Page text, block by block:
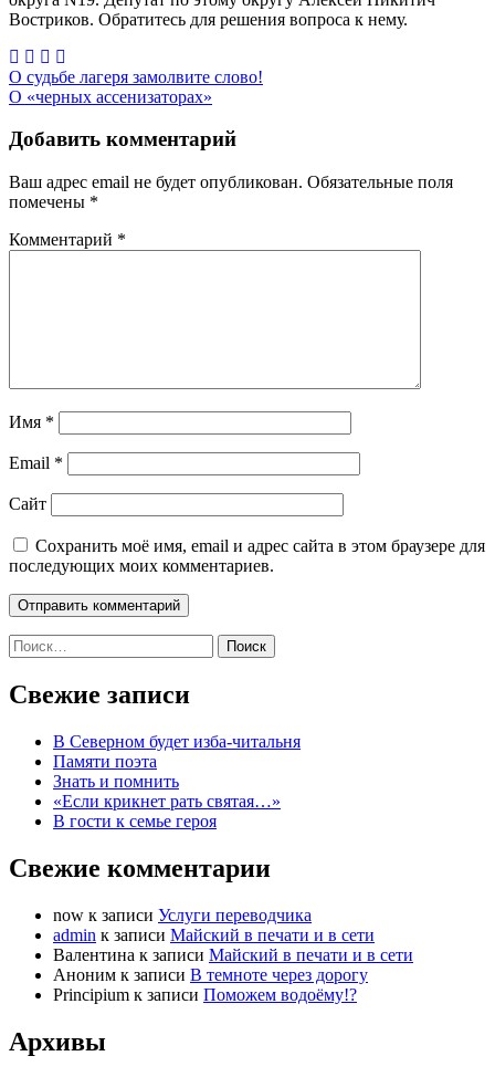
Востриков. Обратитесь для решения вопроса к нему.
Навигация
по
записям
О судьбе лагеря замолвите слово!
О «черных ассенизаторах»
Добавить комментарий
Ваш адрес email не будет опубликован. Обязательные поля
помечены *
Комментарий *
Имя *
Email *
Сайт
Сохранить моё имя, email и адрес сайта в этом браузере для
последующих моих комментариев.
Найти:
Свежие записи
В Северном будет изба-читальня
Памяти поэта
Знать и помнить
«Если крикнет рать святая…»
В гости к семье героя
Свежие комментарии
now к записи Услуги переводчика
admin к записи Майский в печати и в сети
Валентина к записи Майский в печати и в сети
Аноним к записи В темноте через дорогу
Principium к записи Поможем водоёму!?
Архивы